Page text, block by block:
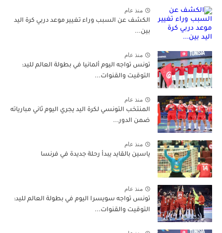
منذ عام
الكشف عن السبب وراء تغيير موعد دربي كرة اليد
بين...
منذ عام
تونس تواجه اليوم ألمانيا في بطولة العالم لليد:
التوقيت والقنوات...
منذ عام
المنتخب التونسي لكرة اليد يجري اليوم ثاني مبارياته
ضمن الدور...
منذ عام
ياسين بالقايد يبدأ رحلة جديدة في فرنسا
منذ عام
تونس تواجه سويسرا اليوم في بطولة العالم لليد:
التوقيت والقنوات...